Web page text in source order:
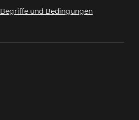
Begriffe und Bedingungen